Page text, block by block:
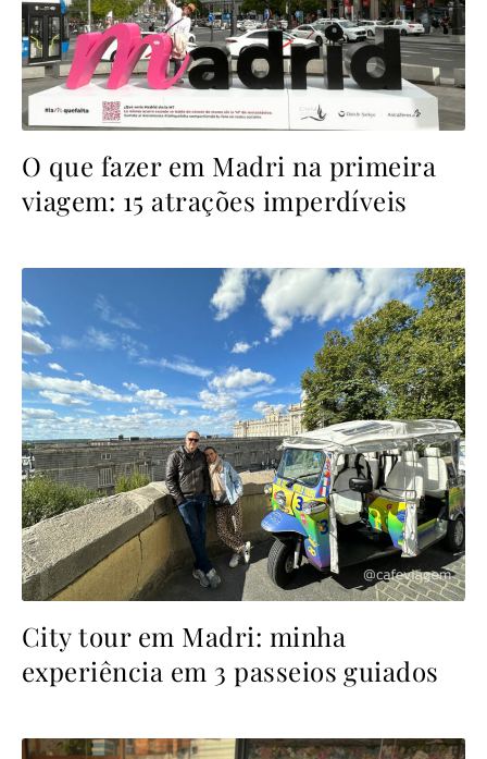
O que fazer em Madri na primeira
viagem: 15 atrações imperdíveis
City tour em Madri: minha
experiência em 3 passeios guiados